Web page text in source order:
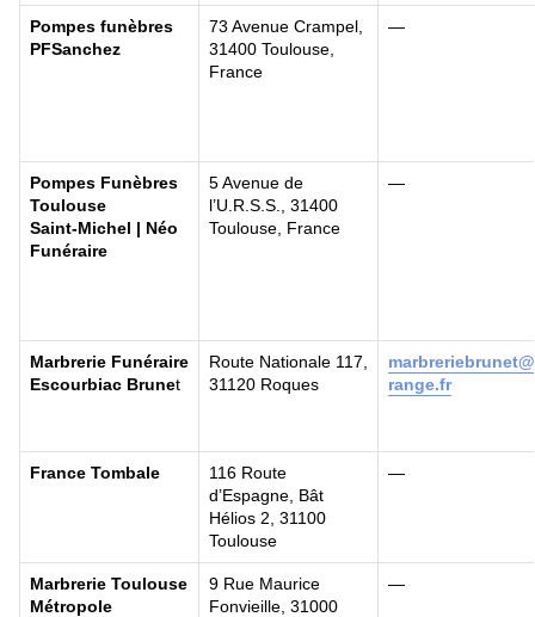
Pompes funèbres
PFSanchez
73 Avenue Crampel,
31400 Toulouse,
France
—
Pompes Funèbres
Toulouse
Saint‑Michel | Néo
Funéraire
5 Avenue de
l’U.R.S.S., 31400
Toulouse, France
—
Marbrerie Funéraire
Escourbiac Brunet
Route Nationale 117,
31120 Roques
range.fr
France Tombale
116 Route
d’Espagne, Bât
Hélios 2, 31100
Toulouse
—
Marbrerie Toulouse
Métropole
9 Rue Maurice
Fonvieille, 31000
—